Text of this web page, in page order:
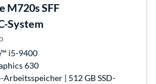
M720s SFF
System
i5-9400
630
| 512 GB SSD-